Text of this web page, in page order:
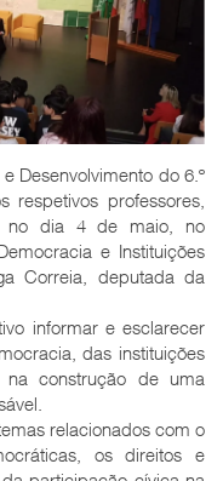
Desenvolvimento do 6.º
respetivos professores,
no dia 4 de maio, no
e Instituições
Correia, deputada da
informar e esclarecer
das instituições
construção de uma
relacionados com o
os direitos e